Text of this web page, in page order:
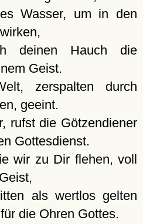
Wasser, um in den
deinen Hauch die
Geist.
zerspalten durch
geeint.
rufst die Götzendiener
Gottesdienst.
wir zu Dir flehen, voll
als wertlos gelten
die Ohren Gottes.